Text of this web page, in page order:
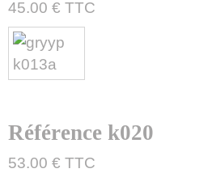
45.00 € TTC
Référence k020
53.00 € TTC